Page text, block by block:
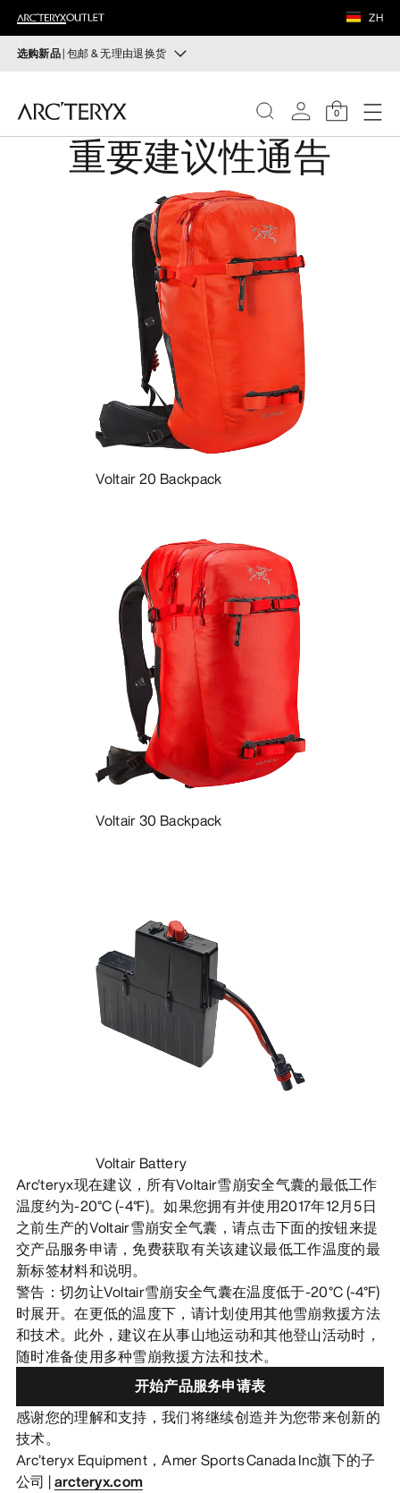
ZH
选购新品| 包邮 & 无理由退换货
运动员的需求，设计师的动力——在优化现有畅销产品的
同时，启发全新的解决方案。新款装备定期上架。
选购女士 选购男士
改变主意了？ 30天内购买的符合条件的商品可退换货。
0
装备
VEILANCE
重要建议性通告
Voltair 20 Backpack
Voltair 30 Backpack
Voltair Battery
Arc'teryx现在建议，所有Voltair雪崩安全气囊的最低工作
温度约为-20°C (-4°F)。如果您拥有并使用2017年12月5日
之前生产的Voltair雪崩安全气囊，请点击下面的按钮来提
交产品服务申请，免费获取有关该建议最低工作温度的最
新标签材料和说明。
警告：切勿让Voltair雪崩安全气囊在温度低于-20°C (-4°F)
时展开。在更低的温度下，请计划使用其他雪崩救援方法
和技术。此外，建议在从事山地运动和其他登山活动时，
随时准备使用多种雪崩救援方法和技术。
开始产品服务申请表
感谢您的理解和支持，我们将继续创造并为您带来创新的
技术。
Arc’teryx Equipment，Amer Sports Canada Inc旗下的子
公司 |arcteryx.com